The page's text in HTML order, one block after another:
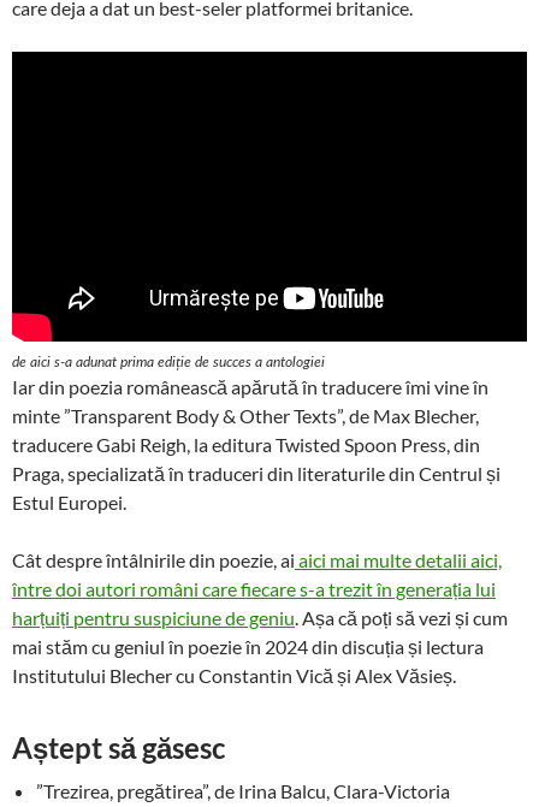
care deja a dat un best-seler platformei britanice.
de aici s-a adunat prima ediție de succes a antologiei
Iar din poezia românească apărută în traducere îmi vine în
minte ”Transparent Body & Other Texts”, de Max Blecher,
traducere Gabi Reigh, la editura Twisted Spoon Press, din
Praga, specializată în traduceri din literaturile din Centrul și
Estul Europei.
Cât despre întâlnirile din poezie, ai aici mai multe detalii aici,
între doi autori români care fiecare s-a trezit în generația lui
harțuiți pentru suspiciune de geniu. Așa că poți să vezi și cum
mai stăm cu geniul în poezie în 2024 din discuția și lectura
Institutului Blecher cu Constantin Vică și Alex Văsieș.
Aștept să găsesc
”Trezirea, pregătirea”, de Irina Balcu, Clara-Victoria